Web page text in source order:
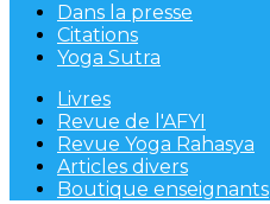
Dans la presse
Citations
Yoga Sutra
Livres
Revue de l'AFYI
Revue Yoga Rahasya
Articles divers
Boutique enseignants